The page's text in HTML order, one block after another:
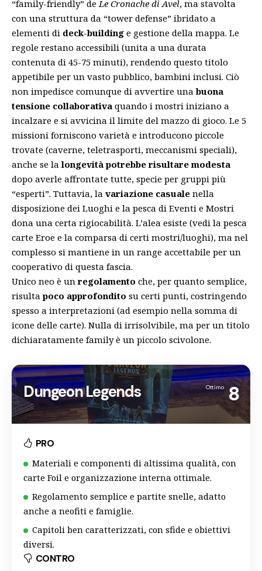
“family-friendly” de Le Cronache di Avel, ma stavolta
con una struttura da “tower defense” ibridato a
elementi di deck-building e gestione della mappa. Le
regole restano accessibili (unita a una durata
contenuta di 45-75 minuti), rendendo questo titolo
appetibile per un vasto pubblico, bambini inclusi. Ciò
non impedisce comunque di avvertire unabuona
tensione collaborativa quando i mostri iniziano a
incalzare e si avvicina il limite del mazzo di gioco. Le 5
missioni forniscono varietà e introducono piccole
trovate (caverne, teletrasporti, meccanismi speciali),
anche se la longevità potrebbe risultare modesta
dopo averle affrontate tutte, specie per gruppi più
“esperti”. Tuttavia, la variazione casuale nella
disposizione dei Luoghi e la pesca di Eventi e Mostri
dona una certa rigiocabilità. L’alea esiste (vedi la pesca
carte Eroe e la comparsa di certi mostri/luoghi), ma nel
complesso si mantiene in un range accettabile per un
cooperativo di questa fascia.
Unico neo è unregolamento che, per quanto semplice,
risultapoco approfondito su certi punti, costringendo
spesso a interpretazioni (ad esempio nella somma di
icone delle carte). Nulla di irrisolvibile, ma per un titolo
dichiaratamente family è un piccolo scivolone.
Dungeon Legends Ottimo 8
PRO
Materiali e componenti di altissima qualità, con
carte Foil e organizzazione interna ottimale.
Regolamento semplice e partite snelle, adatto
anche a neofiti e famiglie.
Capitoli ben caratterizzati, con sfide e obiettivi
diversi.
CONTRO